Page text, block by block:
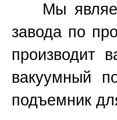
Мы
завода по
производит
вакуумный
подъемник